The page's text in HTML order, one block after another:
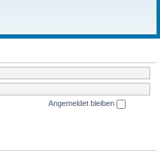
Angemeldet bleiben